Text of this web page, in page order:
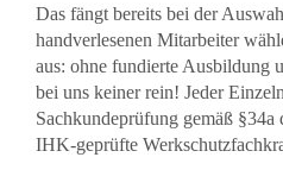
Das fängt bereits bei der
handverlesenen Mitarbeiter
aus: ohne fundierte Ausbildung
bei uns keiner rein! Jeder
Sachkundeprüfung gemäß
IHK-geprüfte